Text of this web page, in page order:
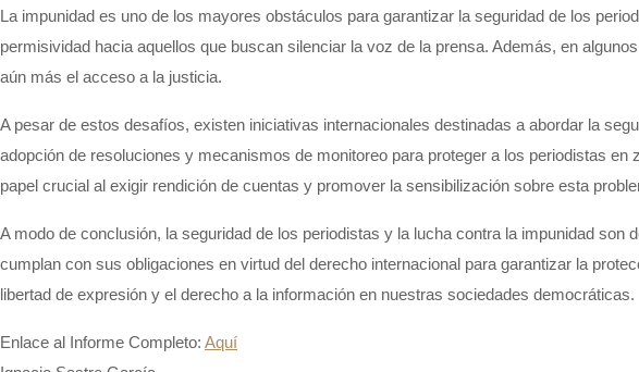
La impunidad es uno de los mayores obstáculos para garantizar la seguridad de los
permisividad hacia aquellos que buscan silenciar la voz de la prensa. Además, en
aún más el acceso a la justicia.
A pesar de estos desafíos, existen iniciativas internacionales destinadas a abordar la
adopción de resoluciones y mecanismos de monitoreo para proteger a los periodistas
papel crucial al exigir rendición de cuentas y promover la sensibilización sobre esta
A modo de conclusión, la seguridad de los periodistas y la lucha contra la impunidad son
cumplan con sus obligaciones en virtud del derecho internacional para garantizar la
libertad de expresión y el derecho a la información en nuestras sociedades democráticas.
Enlace al Informe Completo: Aquí